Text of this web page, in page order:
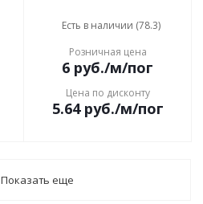
Есть в наличии (78.3)
Розничная цена
6 руб./м/пог
Цена по дисконту
5.64руб./м/пог
Показать еще